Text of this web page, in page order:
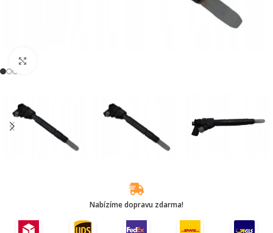
Nabízíme dopravu zdarma!